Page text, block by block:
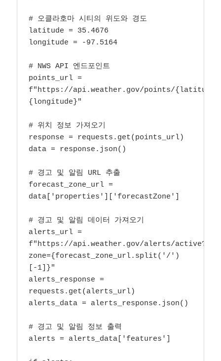
# 오클라호마 시티의 위도와 경도
latitude = 35.4676
longitude = -97.5164
# NWS API 엔드포인트
points_url =
f"https://api.weather.gov/points/
{longitude}"
# 위치 정보 가져오기
response = requests.get(points_url)
data = response.json()
# 경고 및 알림 URL 추출
forecast_zone_url =
data['properties']['forecastZone']
# 경고 및 알림 데이터 가져오기
alerts_url =
f"https://api.weather.gov/alerts/active?
zone={forecast_zone_url.split('/')
[-1]}"
alerts_response =
requests.get(alerts_url)
alerts_data = alerts_response.json()
# 경고 및 알림 정보 출력
alerts = alerts_data['features']